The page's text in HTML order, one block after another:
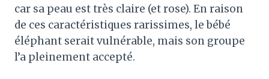
car sa peau est très claire (et rose). En raison
de ces caractéristiques rarissimes, le bébé
éléphant serait vulnérable, mais son groupe
l’a pleinement accepté.